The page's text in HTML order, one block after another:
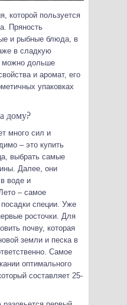
которой пользуется
Пряность
и рыбные блюда, в
в сладкую
можно дольше
и аромат, его
упаковках
дому?
много сил и
– это купить
выбрать самые
Далее, они
воде и
– самое
специи. Уже
росточки. Для
почву, которая
земли и песка в
Самое
оптимального
составляет 25-